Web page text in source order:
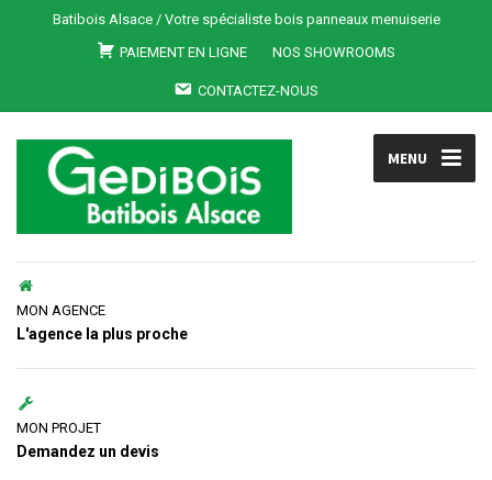
Batibois Alsace / Votre spécialiste bois panneaux menuiserie
PAIEMENT EN LIGNE
NOS SHOWROOMS
CONTACTEZ-NOUS
MENU
MON AGENCE
L'agence la plus proche
MON PROJET
Demandez un devis